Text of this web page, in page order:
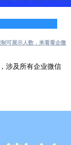
可展示人数，来看看企微
涉及所有企业微信